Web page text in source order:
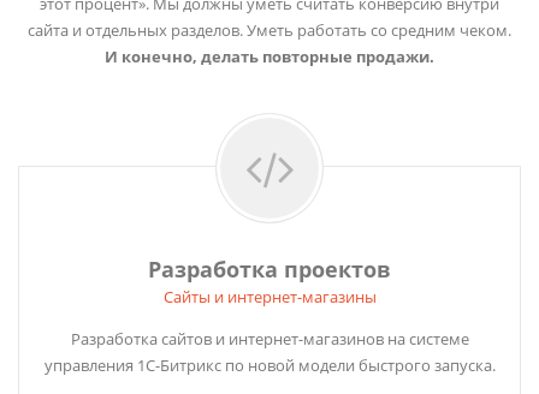
сайта и отдельных разделов. Уметь работать со средним чеком.
И конечно, делать повторные продажи.
Разработка проектов
Сайты и интернет-магазины
Разработка сайтов и интернет-магазинов на системе
управления 1С-Битрикс по новой модели быстрого запуска.